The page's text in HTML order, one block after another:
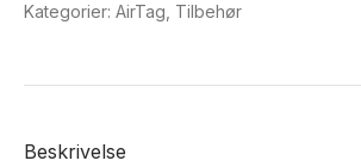
Kategorier: AirTag Tilbehør
Beskrivelse